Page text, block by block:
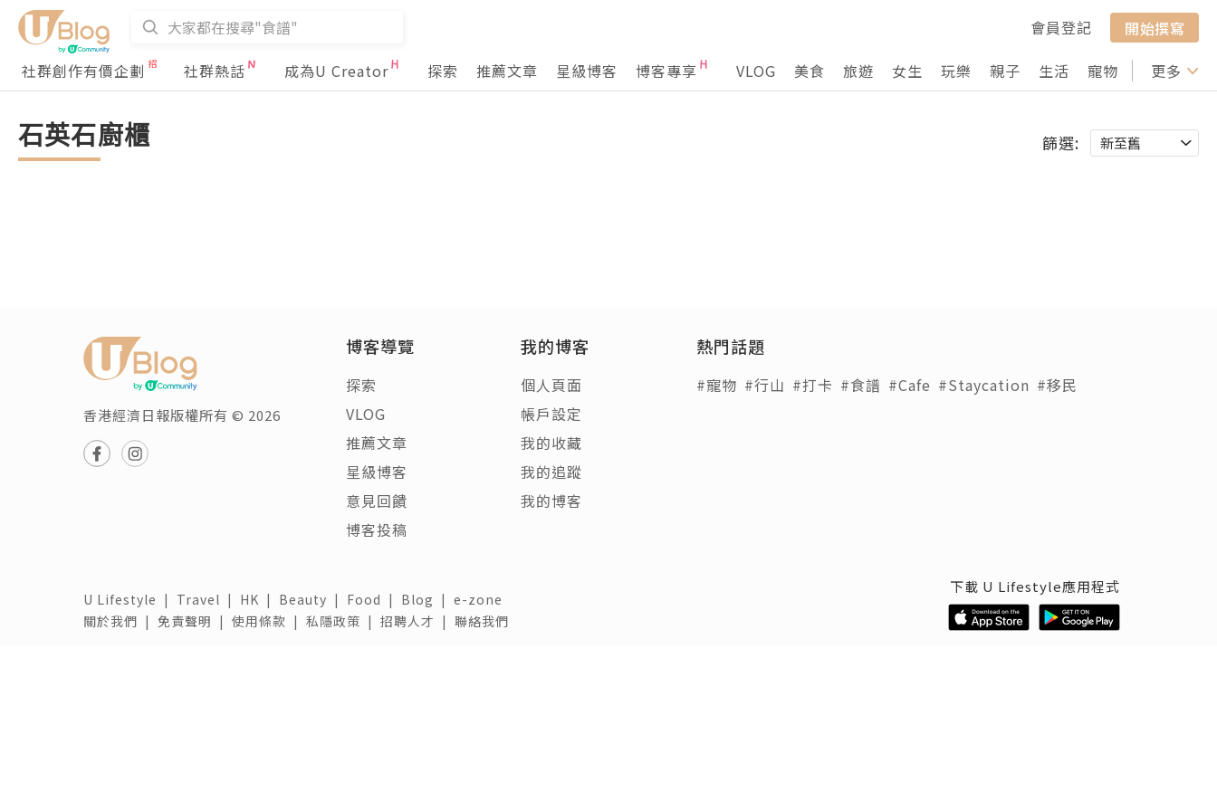
會員登記
開始撰寫
社群創作有價企劃
社群熱話 成為U Creator 探索 推薦文章 星級博客 博客專享 VLOG 美食 旅遊 女生 玩樂 親子 生活 寵物 行山 打卡
更多
石英石廚櫃 篩選:
香港經濟日報版權所有 © 2026
博客導覽
探索
VLOG
推薦文章
星級博客
意見回饋
博客投稿
我的博客
個人頁面
帳戶設定
我的收藏
我的追蹤
我的博客
熱門話題
#寵物 #行山 #打卡 #食譜 #Cafe #Staycation #移民
U Lifestyle | Travel | HK | Beauty | Food | Blog | e-zone
關於我們 | 免責聲明 | 使用條款 | 私隱政策 | 招聘人才 | 聯絡我們
下載 U Lifestyle應用程式